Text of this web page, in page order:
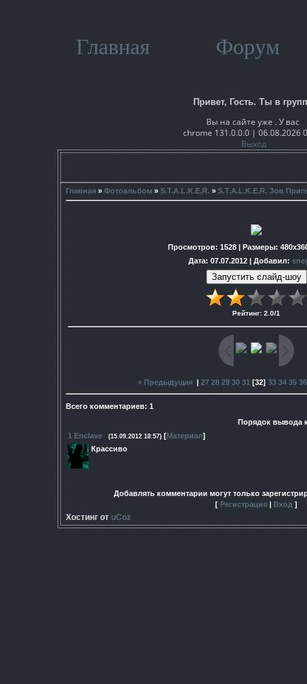
Главная Форум
Привет, Гость. Ты в
Вы на сайте уже . У вас
chrome 131.0.0.0 | 06.08.2026
Выход
Главная » Фотоальбом » S.T.A.L.K.E.R. » S.T.A.L.K.E.R. Зов
Просмотров: 1528 | Размеры:
Дата: 07.07.2012 | Добавил:
Рейтинг: 2.0/1
« Предыдущая| 27 28 29 30 31 [32] 33 34 35 36
Всего комментариев: 1
Порядок вывода
1
Enclave (15.09.2012 18:57) [Материал]
Крассиво
Добавлять комментарии могут только
[ Регистрация Вход ]
Хостинг от uCoz